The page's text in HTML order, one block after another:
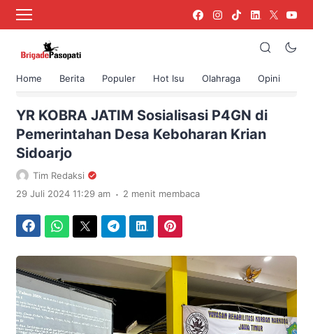
Home Berita Populer Hot Isu Olahraga Opini
›
YR KOBRA JATIM Sosialisasi P4GN di
Pemerintahan Desa Keboharan Krian
Sidoarjo
Tim Redaksi
29 Juli 2024 11:29 am . 2 menit membaca